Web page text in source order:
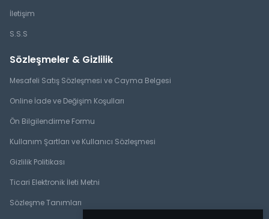
İletişim
S.S.S
Sözleşmeler & Gizlilik
Mesafeli Satış Sözleşmesi ve Cayma Belgesi
Online İade ve Değişim Koşulları
Ön Bilgilendirme Formu
Kullanım Şartları ve Kullanıcı Sözleşmesi
Gizlilik Politikası
Ticari Elektronik İleti Metni
Sözleşme Tanımları